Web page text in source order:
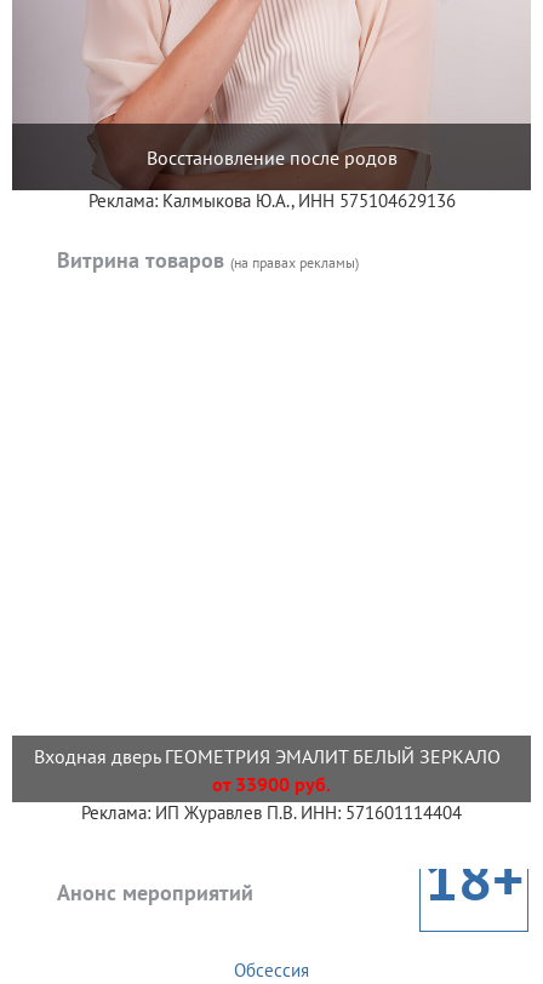
Восстановление после родов
Реклама: Калмыкова Ю.А., ИНН 575104629136
Витрина товаров (на правах рекламы)
Входная дверь ГЕОМЕТРИЯ ЭМАЛИТ БЕЛЫЙ ЗЕРКАЛО
от 33900 руб.
Реклама: ИП Журавлев П.В. ИНН: 571601114404
Анонс мероприятий 18+
Обсессия